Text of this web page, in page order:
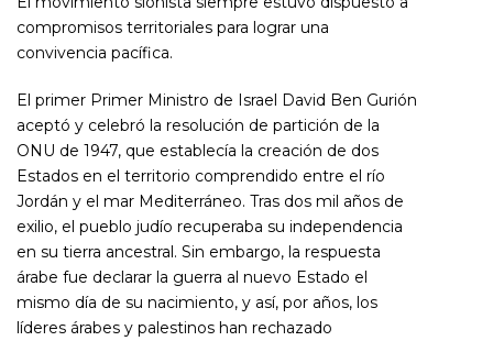
compromisos territoriales para lograr una
convivencia pacífica.
El primer Primer Ministro de Israel David Ben Gurión
aceptó y celebró la resolución de partición de la
ONU de 1947, que establecía la creación de dos
Estados en el territorio comprendido entre el río
Jordán y el mar Mediterráneo. Tras dos mil años de
exilio, el pueblo judío recuperaba su independencia
en su tierra ancestral. Sin embargo, la respuesta
árabe fue declarar la guerra al nuevo Estado el
mismo día de su nacimiento, y así, por años, los
líderes árabes y palestinos han rechazado